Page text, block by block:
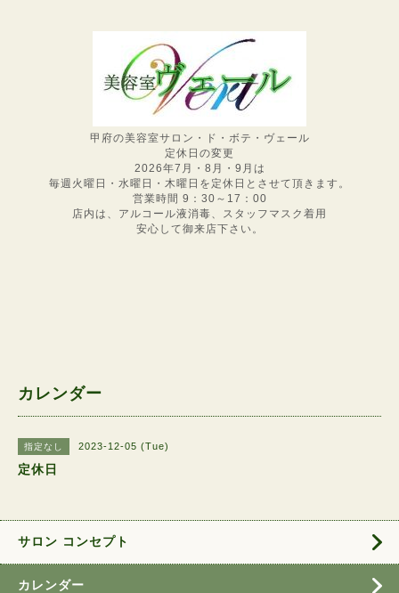
甲府の美容室サロン・ド・ボテ・ヴェール
定休日の変更
2026年7月・8月・9月は
毎週火曜日・水曜日・木曜日を定休日とさせて頂きます。
営業時間 9：30～17：00
店内は、アルコール液消毒、スタッフマスク着用
安心して御来店下さい。
カレンダー
指定なし 2023-12-05 (Tue)
定休日
サロン コンセプト
カレンダー